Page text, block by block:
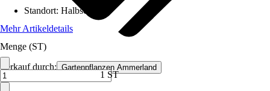
Verkauf durch: Gartenpflanzen Ammerland
Standort: Halbschatten
Mehr Artikeldetails
Menge (ST)
1 ST